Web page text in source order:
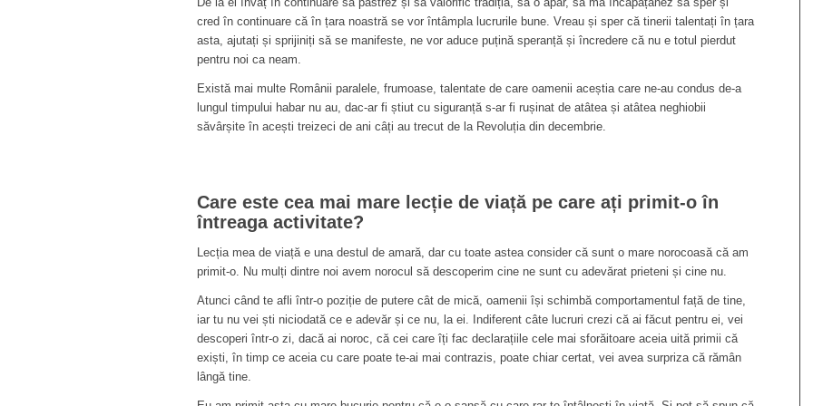
cred în continuare că în țara noastră se vor întâmpla lucrurile bune. Vreau și sper că tinerii talentați în țara
asta, ajutați și sprijiniți să se manifeste, ne vor aduce puțină speranță și încredere că nu e totul pierdut
pentru noi ca neam.
Există mai multe Românii paralele, frumoase, talentate de care oamenii aceștia care ne-au condus de-a
lungul timpului habar nu au, dac-ar fi știut cu siguranță s-ar fi rușinat de atâtea și atâtea neghiobii
săvârșite în acești treizeci de ani câți au trecut de la Revoluția din decembrie.
Care este cea mai mare lecție de viață pe care ați primit-o în
întreaga activitate?
Lecția mea de viață e una destul de amară, dar cu toate astea consider că sunt o mare norocoasă că am
primit-o. Nu mulți dintre noi avem norocul să descoperim cine ne sunt cu adevărat prieteni și cine nu.
Atunci când te afli într-o poziție de putere cât de mică, oamenii își schimbă comportamentul față de tine,
iar tu nu vei ști niciodată ce e adevăr și ce nu, la ei. Indiferent câte lucruri crezi că ai făcut pentru ei, vei
descoperi într-o zi, dacă ai noroc, că cei care îți fac declarațiile cele mai sforăitoare aceia uită primii că
exiști, în timp ce aceia cu care poate te-ai mai contrazis, poate chiar certat, vei avea surpriza că rămân
lângă tine.